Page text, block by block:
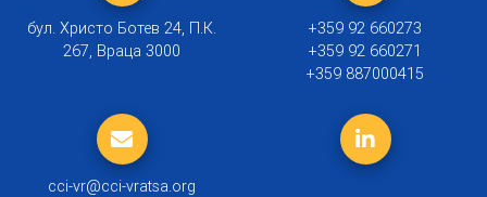
бул. Христо Ботев 24, П.К.
267, Враца 3000
+359 92 660273
+359 92 660271
+359 887000415
cci-vr@cci-vratsa.org